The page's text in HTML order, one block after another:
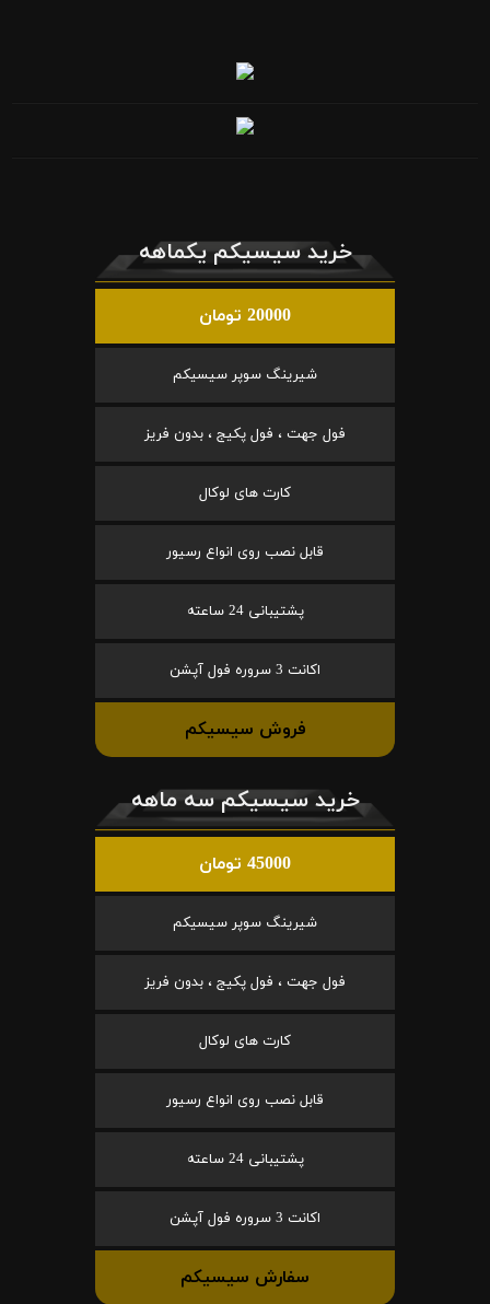
خرید سیسیکم یکماهه
20000 تومان
شیرینگ سوپر سیسیکم
فول جهت ، فول پکیج ، بدون فریز
کارت های لوکال
قابل نصب روی انواع رسیور
پشتیبانی 24 ساعته
اکانت 3 سروره فول آپشن
فروش سیسیکم
خرید سیسیکم سه ماهه
45000 تومان
شیرینگ سوپر سیسیکم
فول جهت ، فول پکیج ، بدون فریز
کارت های لوکال
قابل نصب روی انواع رسیور
پشتیبانی 24 ساعته
اکانت 3 سروره فول آپشن
سفارش سیسیکم